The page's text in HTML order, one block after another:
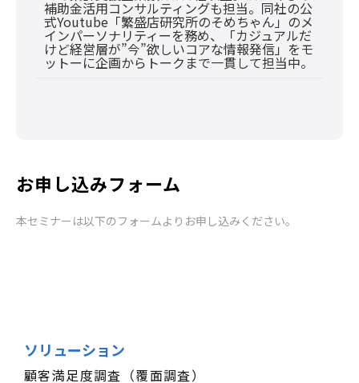
補助金活用コンサルティングも担当。同社の公
式Youtube「繁盛店研究所のそめちゃん」のメ
インパーソナリティーを務め、「カジュアルだ
けど経営層が”今”欲しいコアな情報発信」をモ
ットーに企画からトークまで一貫して担当中。
お申し込みフォーム
本セミナーは以下のフォームよりお申し込みください。
ソリューション
顧客満足度調査（覆面調査）